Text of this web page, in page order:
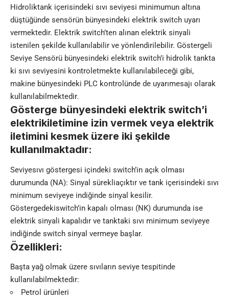
Hidroliktank içerisindeki sıvı seviyesi minimumun altına
düştüğünde sensörün bünyesindeki elektrik switch uyarı
vermektedir. Elektrik switch’ten alınan elektrik sinyali
istenilen şekilde kullanılabilir ve yönlendirilebilir. Göstergeli
Seviye Sensörü bünyesindeki elektrik switch’i hidrolik tankta
ki sıvı seviyesini kontroletmekte kullanılabileceği gibi,
makine bünyesindeki PLC kontrolünde de uyarımesajı olarak
kullanılabilmektedir.
Gösterge bünyesindeki elektrik switch’i
elektrikiletimine izin vermek veya elektrik
iletimini kesmek üzere iki şekilde
kullanılmaktadır:
Seviyesıvı göstergesi içindeki switch’in açık olması
durumunda (NA): Sinyal sürekliaçıktır ve tank içerisindeki sıvı
minimum seviyeye indiğinde sinyal kesilir.
Göstergedekiswitch’in kapalı olması (NK) durumunda ise
elektrik sinyali kapalıdır ve tanktaki sıvı minimum seviyeye
indiğinde switch sinyal vermeye başlar.
Özellikleri:
Başta yağ olmak üzere sıvıların seviye tespitinde
kullanılabilmektedir:
Petrol ürünleri